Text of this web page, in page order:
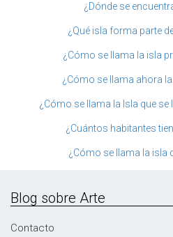
¿Dónde se
¿Qué isla forma parte
¿Cómo se llama la isla
¿Cómo se llama ahora
¿Cómo se llama la Isla que se
¿Cuántos habitantes
¿Cómo se llama la isla
Blog sobre Arte
Contacto